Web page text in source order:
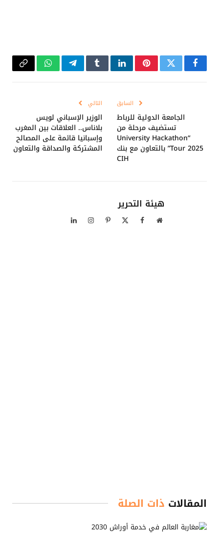
فيسبوكتويتر بينتيريستلينكدإنTumblrتيلقرامواتسابCopy
السابق
الجامعة الدولية للرباط
تستضيف مرحلة من
“University Hackathon
Tour 2025” بالتعاون مع بنك
CIH
التالي
الوزير الإسباني لويس
بلاناس.. العلاقات بين المغرب
وإسبانيا قائمة على المصالح
المشتركة والصداقة والتعاون
هيئة التحرير
موقع فيسبوك بينتيريستالانستغراملينكدإن
المقالات ذات الصلة